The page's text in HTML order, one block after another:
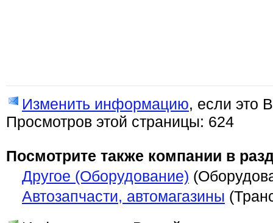
Изменить информацию, если это
Просмотров этой страницы: 624
Посмотрите также компании в
Другое (Оборудование)
Автозапчасти, автомагазины